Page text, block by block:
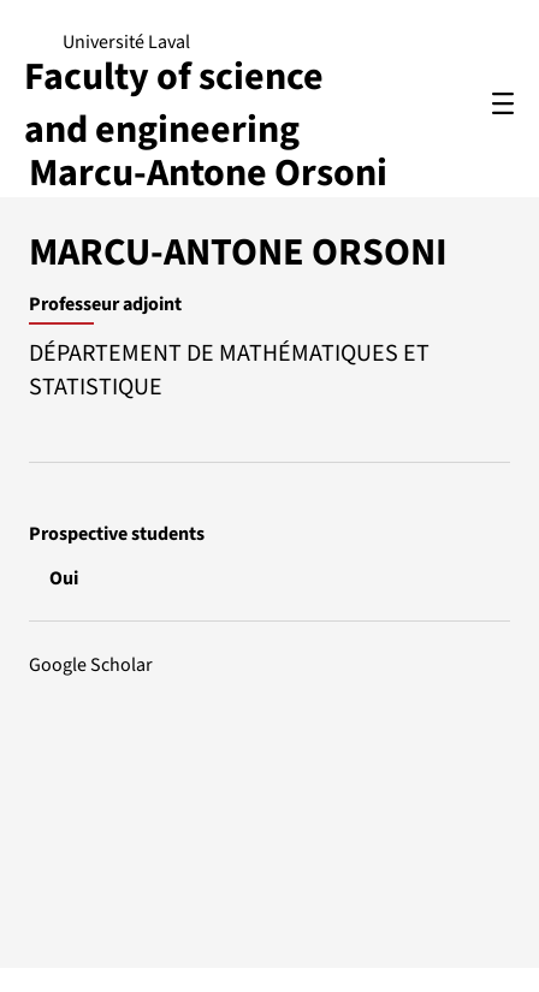
Marcu-Antone Orsoni
Université Laval
Faculty of science
and engineering
MARCU-ANTONE ORSONI
Professeur adjoint
DÉPARTEMENT DE MATHÉMATIQUES ET
STATISTIQUE
Prospective students
Oui
Google Scholar